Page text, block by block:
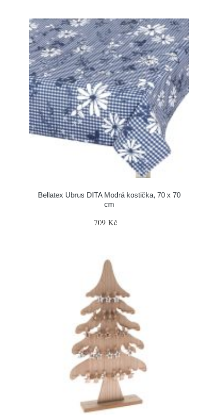
Bellatex Ubrus DITA Modrá kostička, 70 x 70
cm
709 Kč